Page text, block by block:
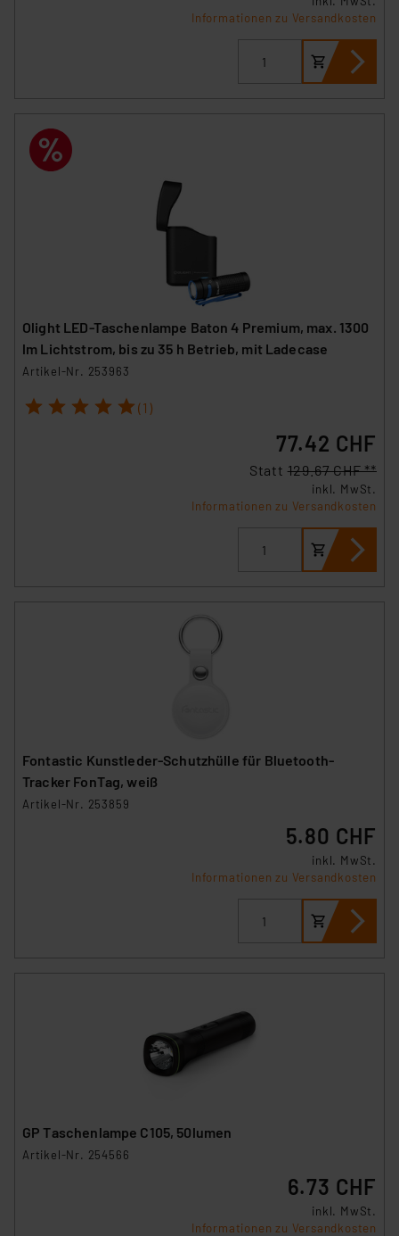
Informationen zu Versandkosten
Olight LED-Taschenlampe Baton 4 Premium, max. 1300
lm Lichtstrom, bis zu 35 h Betrieb, mit Ladecase
Artikel-Nr. 253963
1 2 3 4 5 (1)
77.42 CHF
Statt129.67 CHF **
inkl. MwSt.
Informationen zu Versandkosten
Fontastic Kunstleder-Schutzhülle für Bluetooth-
Tracker FonTag, weiß
Artikel-Nr. 253859
5.80 CHF
inkl. MwSt.
Informationen zu Versandkosten
GP Taschenlampe C105, 50lumen
Artikel-Nr. 254566
6.73 CHF
inkl. MwSt.
Informationen zu Versandkosten